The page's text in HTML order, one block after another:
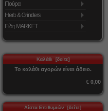
Πούρα
Herb & Grinders
Είδη MARKET
Καλάθι [δείτε]
Το καλάθι αγορών είναι άδειο.
€ 0,00
Λίστα Επιθυμιών [δείτε]